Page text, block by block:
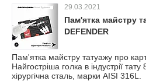
29.03.2021
Пам'ятка майстру
DEFENDER
Пам'ятка майстру татуажу про
Найгостріша голка в індустрії
хірургічна сталь, марки AISI 316L.